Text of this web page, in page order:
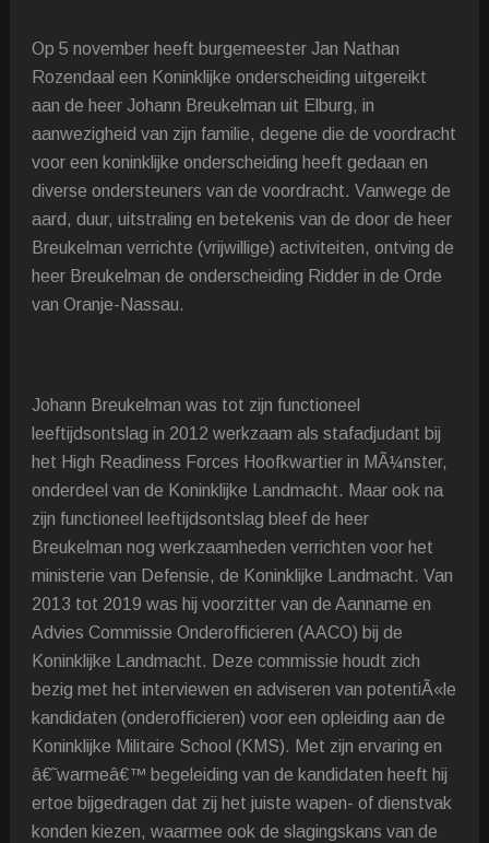
Op 5 november heeft burgemeester Jan Nathan
Rozendaal een Koninklijke onderscheiding uitgereikt
aan de heer Johann Breukelman uit Elburg, in
aanwezigheid van zijn familie, degene die de voordracht
voor een koninklijke onderscheiding heeft gedaan en
diverse ondersteuners van de voordracht. Vanwege de
aard, duur, uitstraling en betekenis van de door de heer
Breukelman verrichte (vrijwillige) activiteiten, ontving de
heer Breukelman de onderscheiding Ridder in de Orde
van Oranje-Nassau.
Johann Breukelman was tot zijn functioneel
leeftijdsontslag in 2012 werkzaam als stafadjudant bij
het High Readiness Forces Hoofkwartier in MÃ¼nster,
onderdeel van de Koninklijke Landmacht. Maar ook na
zijn functioneel leeftijdsontslag bleef de heer
Breukelman nog werkzaamheden verrichten voor het
ministerie van Defensie, de Koninklijke Landmacht. Van
2013 tot 2019 was hij voorzitter van de Aanname en
Advies Commissie Onderofficieren (AACO) bij de
Koninklijke Landmacht. Deze commissie houdt zich
bezig met het interviewen en adviseren van potentiÃ«le
kandidaten (onderofficieren) voor een opleiding aan de
Koninklijke Militaire School (KMS). Met zijn ervaring en
â€˜warmeâ€™ begeleiding van de kandidaten heeft hij
ertoe bijgedragen dat zij het juiste wapen- of dienstvak
konden kiezen, waarmee ook de slagingskans van de